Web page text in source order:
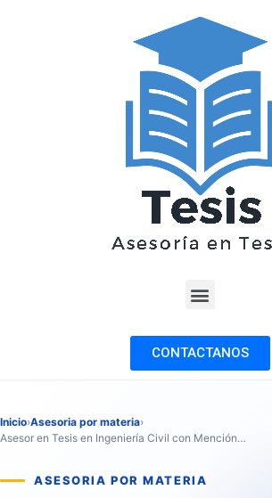
CONTACTANOS
Inicio›Asesoria por materia›
Asesor en Tesis en Ingeniería Civil con Mención…
ASESORIA POR MATERIA